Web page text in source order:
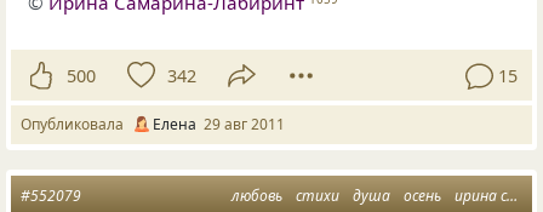
500 342 15
Опубликовала Елена 29 авг 2011
любовь стихи душа осень ирина самарина
#552079